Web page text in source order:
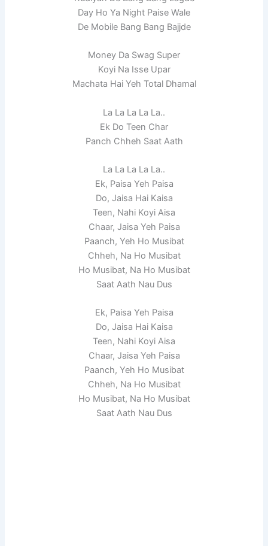
Day Ho Ya Night Paise Wale
De Mobile Bang Bang Bajjde
Money Da Swag Super
Koyi Na Isse Upar
Machata Hai Yeh Total Dhamal
La La La La La..
Ek Do Teen Char
Panch Chheh Saat Aath
La La La La La..
Ek, Paisa Yeh Paisa
Do, Jaisa Hai Kaisa
Teen, Nahi Koyi Aisa
Chaar, Jaisa Yeh Paisa
Paanch, Yeh Ho Musibat
Chheh, Na Ho Musibat
Ho Musibat, Na Ho Musibat
Saat Aath Nau Dus
Ek, Paisa Yeh Paisa
Do, Jaisa Hai Kaisa
Teen, Nahi Koyi Aisa
Chaar, Jaisa Yeh Paisa
Paanch, Yeh Ho Musibat
Chheh, Na Ho Musibat
Ho Musibat, Na Ho Musibat
Saat Aath Nau Dus